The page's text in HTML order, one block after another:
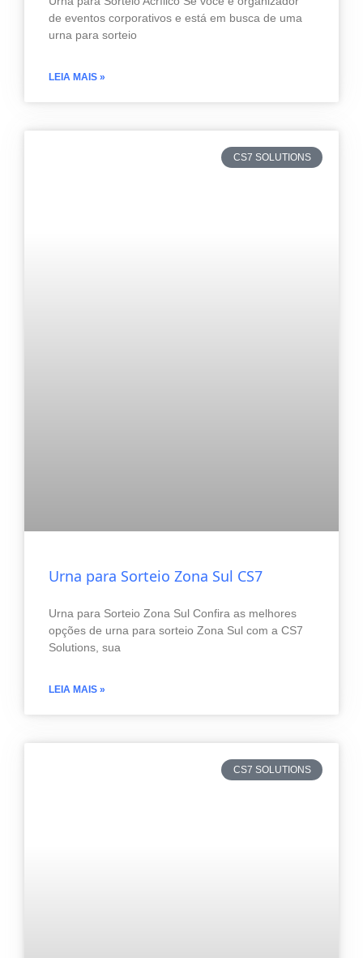
de eventos corporativos e está em busca de uma
urna para sorteio
LEIA MAIS »
CS7 SOLUTIONS
Urna para Sorteio Zona Sul CS7
Urna para Sorteio Zona Sul Confira as melhores
opções de urna para sorteio Zona Sul com a CS7
Solutions, sua
LEIA MAIS »
CS7 SOLUTIONS